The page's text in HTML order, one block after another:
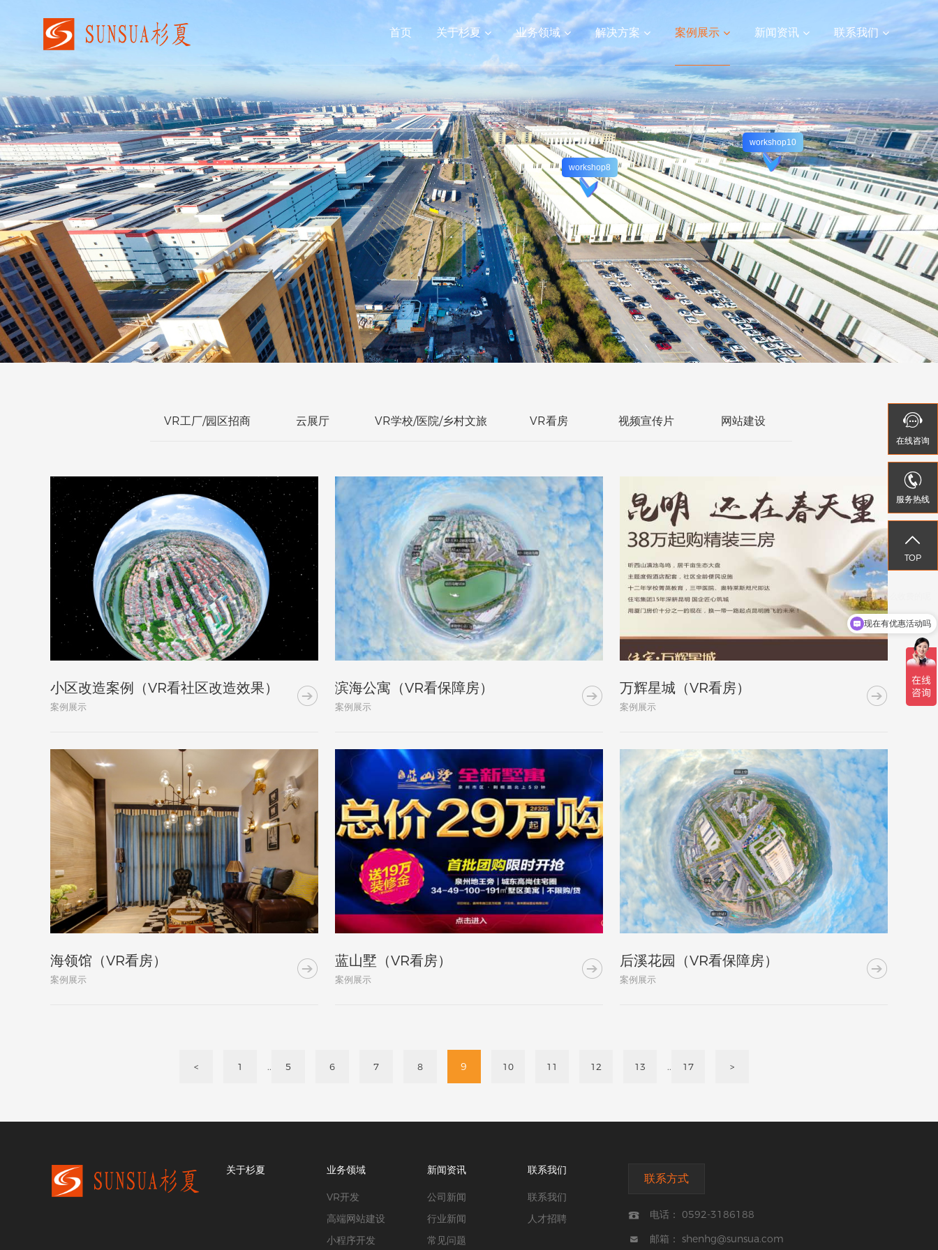
首页 关于杉夏 业务领域
VR开发 Ai数字人/视频制作 小程序开发 高端网站定制 APP开发
解决方案 案例展示
VR工厂/园区招商 云展厅 VR学校/医院/乡村文旅 VR看房 视频宣传片 网站建设
新闻资讯
公司新闻 行业新闻 常见问题
联系我们
VR工厂/园区招商 云展厅 VR学校/医院/乡村文旅 VR看房 视频宣传片 网站建设
小区改造案例（VR看社区改造效果）
案例展示  滨海公寓（VR看保障房）
案例展示  万辉星城（VR看房）
案例展示 
海领馆（VR看房）
案例展示  蓝山墅（VR看房）
案例展示  后溪花园（VR看保障房）
案例展示 
< 1 .. 5 6 7 8 9 10 11 12 13 .. 17 >

在线咨询

服务热线

TOP
关于杉夏 业务领域
VR开发
高端网站建设
小程序开发
新闻资讯
公司新闻
行业新闻
常见问题
联系我们
联系我们
人才招聘
联系方式
 电话： 0592-3186188
 邮箱： shenhg@sunsua.com

在线咨询

服务热线

TOP
现在有优惠活动吗